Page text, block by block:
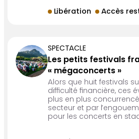
Libération Accès
SPECTACLE
Les petits festivals
« mégaconcerts »
Alors que huit festivals
difficulté financière, ces
plus en plus
secteur et par
pour les concerts en